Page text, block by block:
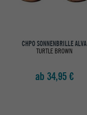
CHPO SONNENBRILLE ALVA
TURTLE BROWN
ab 34,95 €